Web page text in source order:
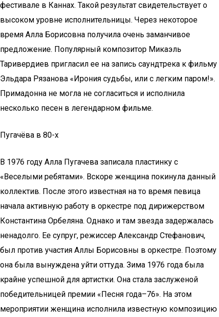
фестивале в Каннах. Такой результат свидетельствует о
высоком уровне исполнительницы. Через некоторое
время Алла Борисовна получила очень заманчивое
предложение. Популярный композитор Микаэль
Таривердиев пригласил ее на запись саундтрека к фильму
Эльдара Рязанова «Ирония судьбы, или с легким паром!».
Примадонна не могла не согласиться и исполнила
несколько песен в легендарном фильме.
Пугачёва в 80-х
В 1976 году Алла Пугачева записала пластинку с
«Веселыми ребятами». Вскоре женщина покинула данный
коллектив. После этого известная на то время певица
начала активную работу в оркестре под дирижерством
Константина Орбеляна. Однако и там звезда задержалась
ненадолго. Ее супруг, режиссер Александр Стефанович,
был против участия Аллы Борисовны в оркестре. Поэтому
она была вынуждена уйти оттуда. Зима 1976 года была
крайне успешной для артистки. Она стала заслуженой
победительницей премии «Песня года–76». На этом
мероприятии женщина исполнила известную композицию